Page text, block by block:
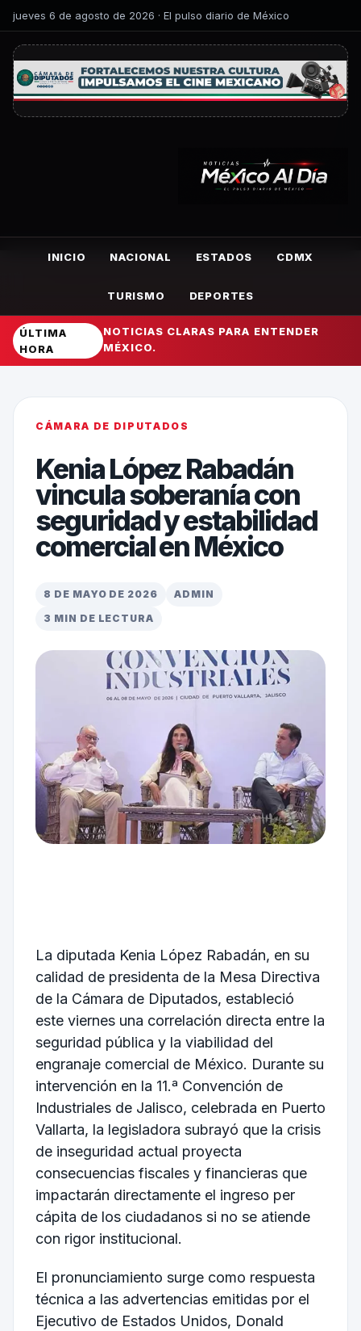
jueves 6 de agosto de 2026 · El pulso diario de México
INICIO NACIONAL ESTADOS CDMX
TURISMO DEPORTES
ÚLTIMA
HORA
NOTICIAS CLARAS PARA ENTENDER
MÉXICO.
CÁMARA DE DIPUTADOS
Kenia López Rabadán
vincula soberanía con
seguridad y estabilidad
comercial en México
8 DE MAYO DE 2026
ADMIN
3 MIN DE LECTURA
La diputada Kenia López Rabadán, en su
calidad de presidenta de la Mesa Directiva
de la Cámara de Diputados, estableció
este viernes una correlación directa entre la
seguridad pública y la viabilidad del
engranaje comercial de México. Durante su
intervención en la 11.ª Convención de
Industriales de Jalisco, celebrada en Puerto
Vallarta, la legisladora subrayó que la crisis
de inseguridad actual proyecta
consecuencias fiscales y financieras que
impactarán directamente el ingreso per
cápita de los ciudadanos si no se atiende
con rigor institucional.
El pronunciamiento surge como respuesta
técnica a las advertencias emitidas por el
Ejecutivo de Estados Unidos, Donald